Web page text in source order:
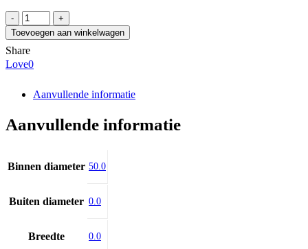
SKF
TU
50
FM
aantal
Toevoegen aan winkelwagen
Share
Love0
Aanvullende informatie
Aanvullende informatie
Binnen diameter 50.0
Buiten diameter 0.0
Breedte 0.0